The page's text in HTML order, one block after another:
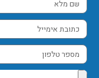
מלא
כתובת
אימייל
מספר
טלפון